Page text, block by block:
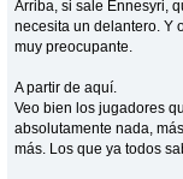
Arriba, si sale Ennesyri,
necesita un delantero. Y
muy preocupante.
A partir de aquí.
Veo bien los jugadores
absolutamente nada,
más. Los que ya todos